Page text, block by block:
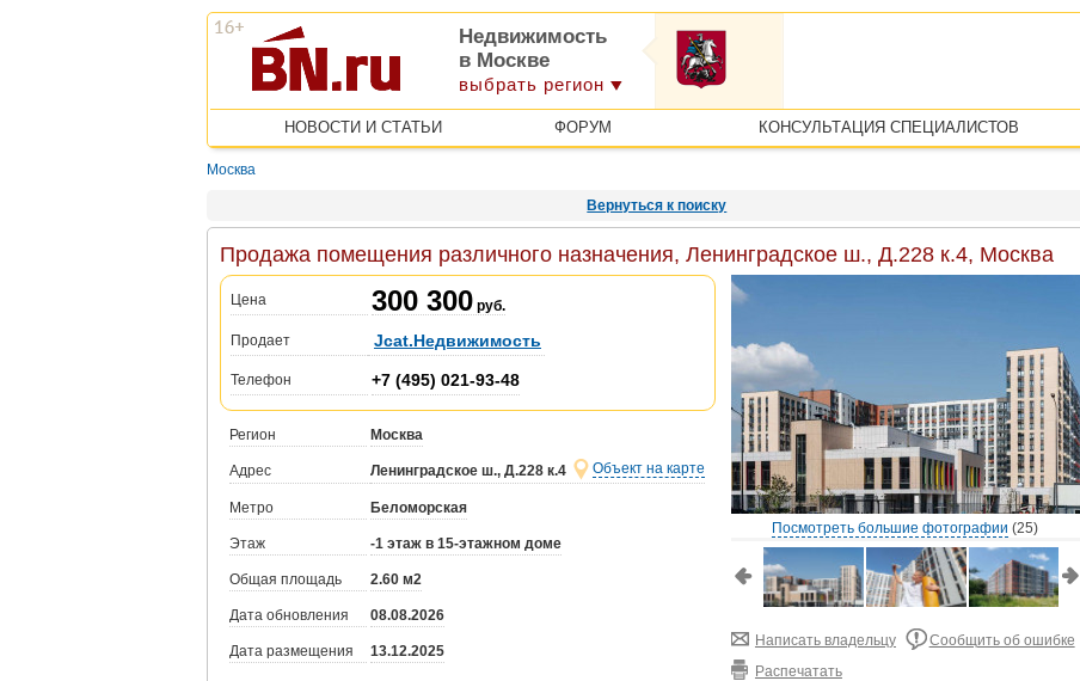
Недвижимость
в Москве
выбрать регион
НОВОСТИ И СТАТЬИ ФОРУМ КОНСУЛЬТАЦИЯ СПЕЦИАЛИСТОВ
Москва
Вернуться к поиску
Продажа помещения различного назначения, Ленинградское ш., Д.228 к.4, Москва
Цена 300 300 руб.
Продает Jcat.Недвижимость
Телефон +7 (495) 021-93-48
Регион Москва
Адрес Ленинградское ш., Д.228 к.4 Объект на карте
Метро Беломорская
Этаж -1 этаж в 15-этажном доме
Общая площадь 2.60 м2
Дата обновления 08.08.2026
Дата размещения 13.12.2025
Посмотреть большие фотографии (25)
Написать владельцу
Сообщить об ошибке
Распечатать